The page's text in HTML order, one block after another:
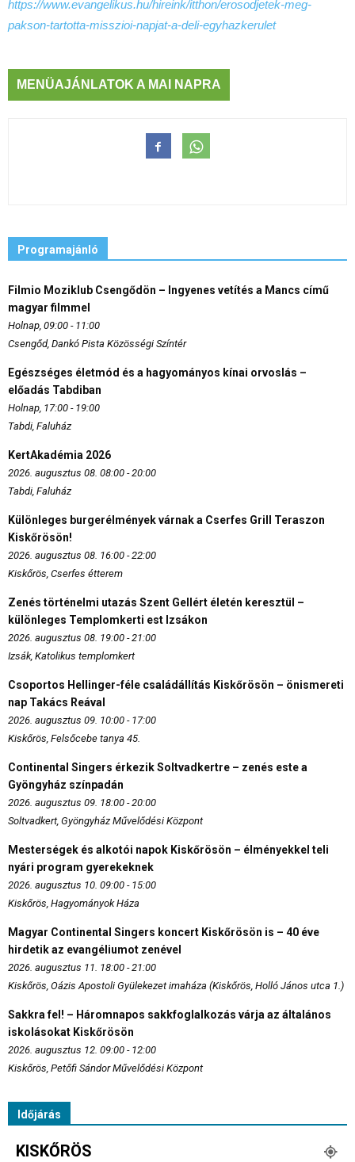
https://www.evangelikus.hu/hireink/itthon/erosodjetek-meg-
pakson-tartotta-misszioi-napjat-a-deli-egyhazkerulet
MENÜAJÁNLATOK A MAI NAPRA
Programajánló
Filmio Moziklub Csengődön – Ingyenes vetítés a Mancs című
magyar filmmel
Holnap, 09:00 - 11:00
Csengőd, Dankó Pista Közösségi Színtér
Egészséges életmód és a hagyományos kínai orvoslás –
előadás Tabdiban
Holnap, 17:00 - 19:00
Tabdi, Faluház
KertAkadémia 2026
2026. augusztus 08. 08:00 - 20:00
Tabdi, Faluház
Különleges burgerélmények várnak a Cserfes Grill Teraszon
Kiskőrösön!
2026. augusztus 08. 16:00 - 22:00
Kiskőrös, Cserfes étterem
Zenés történelmi utazás Szent Gellért életén keresztül –
különleges Templomkerti est Izsákon
2026. augusztus 08. 19:00 - 21:00
Izsák, Katolikus templomkert
Csoportos Hellinger-féle családállítás Kiskőrösön – önismereti
nap Takács Reával
2026. augusztus 09. 10:00 - 17:00
Kiskőrös, Felsőcebe tanya 45.
Continental Singers érkezik Soltvadkertre – zenés este a
Gyöngyház színpadán
2026. augusztus 09. 18:00 - 20:00
Soltvadkert, Gyöngyház Művelődési Központ
Mesterségek és alkotói napok Kiskőrösön – élményekkel teli
nyári program gyerekeknek
2026. augusztus 10. 09:00 - 15:00
Kiskőrös, Hagyományok Háza
Magyar Continental Singers koncert Kiskőrösön is – 40 éve
hirdetik az evangéliumot zenével
2026. augusztus 11. 18:00 - 21:00
Kiskőrös, Oázis Apostoli Gyülekezet imaháza (Kiskőrös, Holló János utca 1.)
Sakkra fel! – Háromnapos sakkfoglalkozás várja az általános
iskolásokat Kiskőrösön
2026. augusztus 12. 09:00 - 12:00
Kiskőrös, Petőfi Sándor Művelődési Központ
Időjárás
KISKŐRÖS